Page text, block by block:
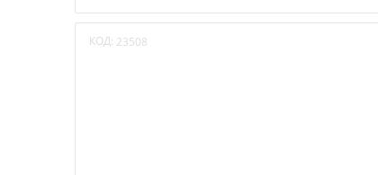
КОД: 23508